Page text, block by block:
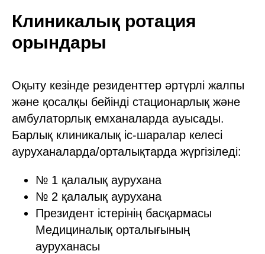
Клиникалық ротация
орындары
Оқыту кезінде резиденттер әртүрлі жалпы
және қосалқы бейінді стационарлық және
амбулаторлық емханаларда ауысады.
Барлық клиникалық іс-шаралар келесі
ауруханаларда/орталықтарда жүргізіледі:
№ 1 қалалық аурухана
№ 2 қалалық аурухана
Президент істерінің басқармасы
Медициналық орталығының
ауруханасы